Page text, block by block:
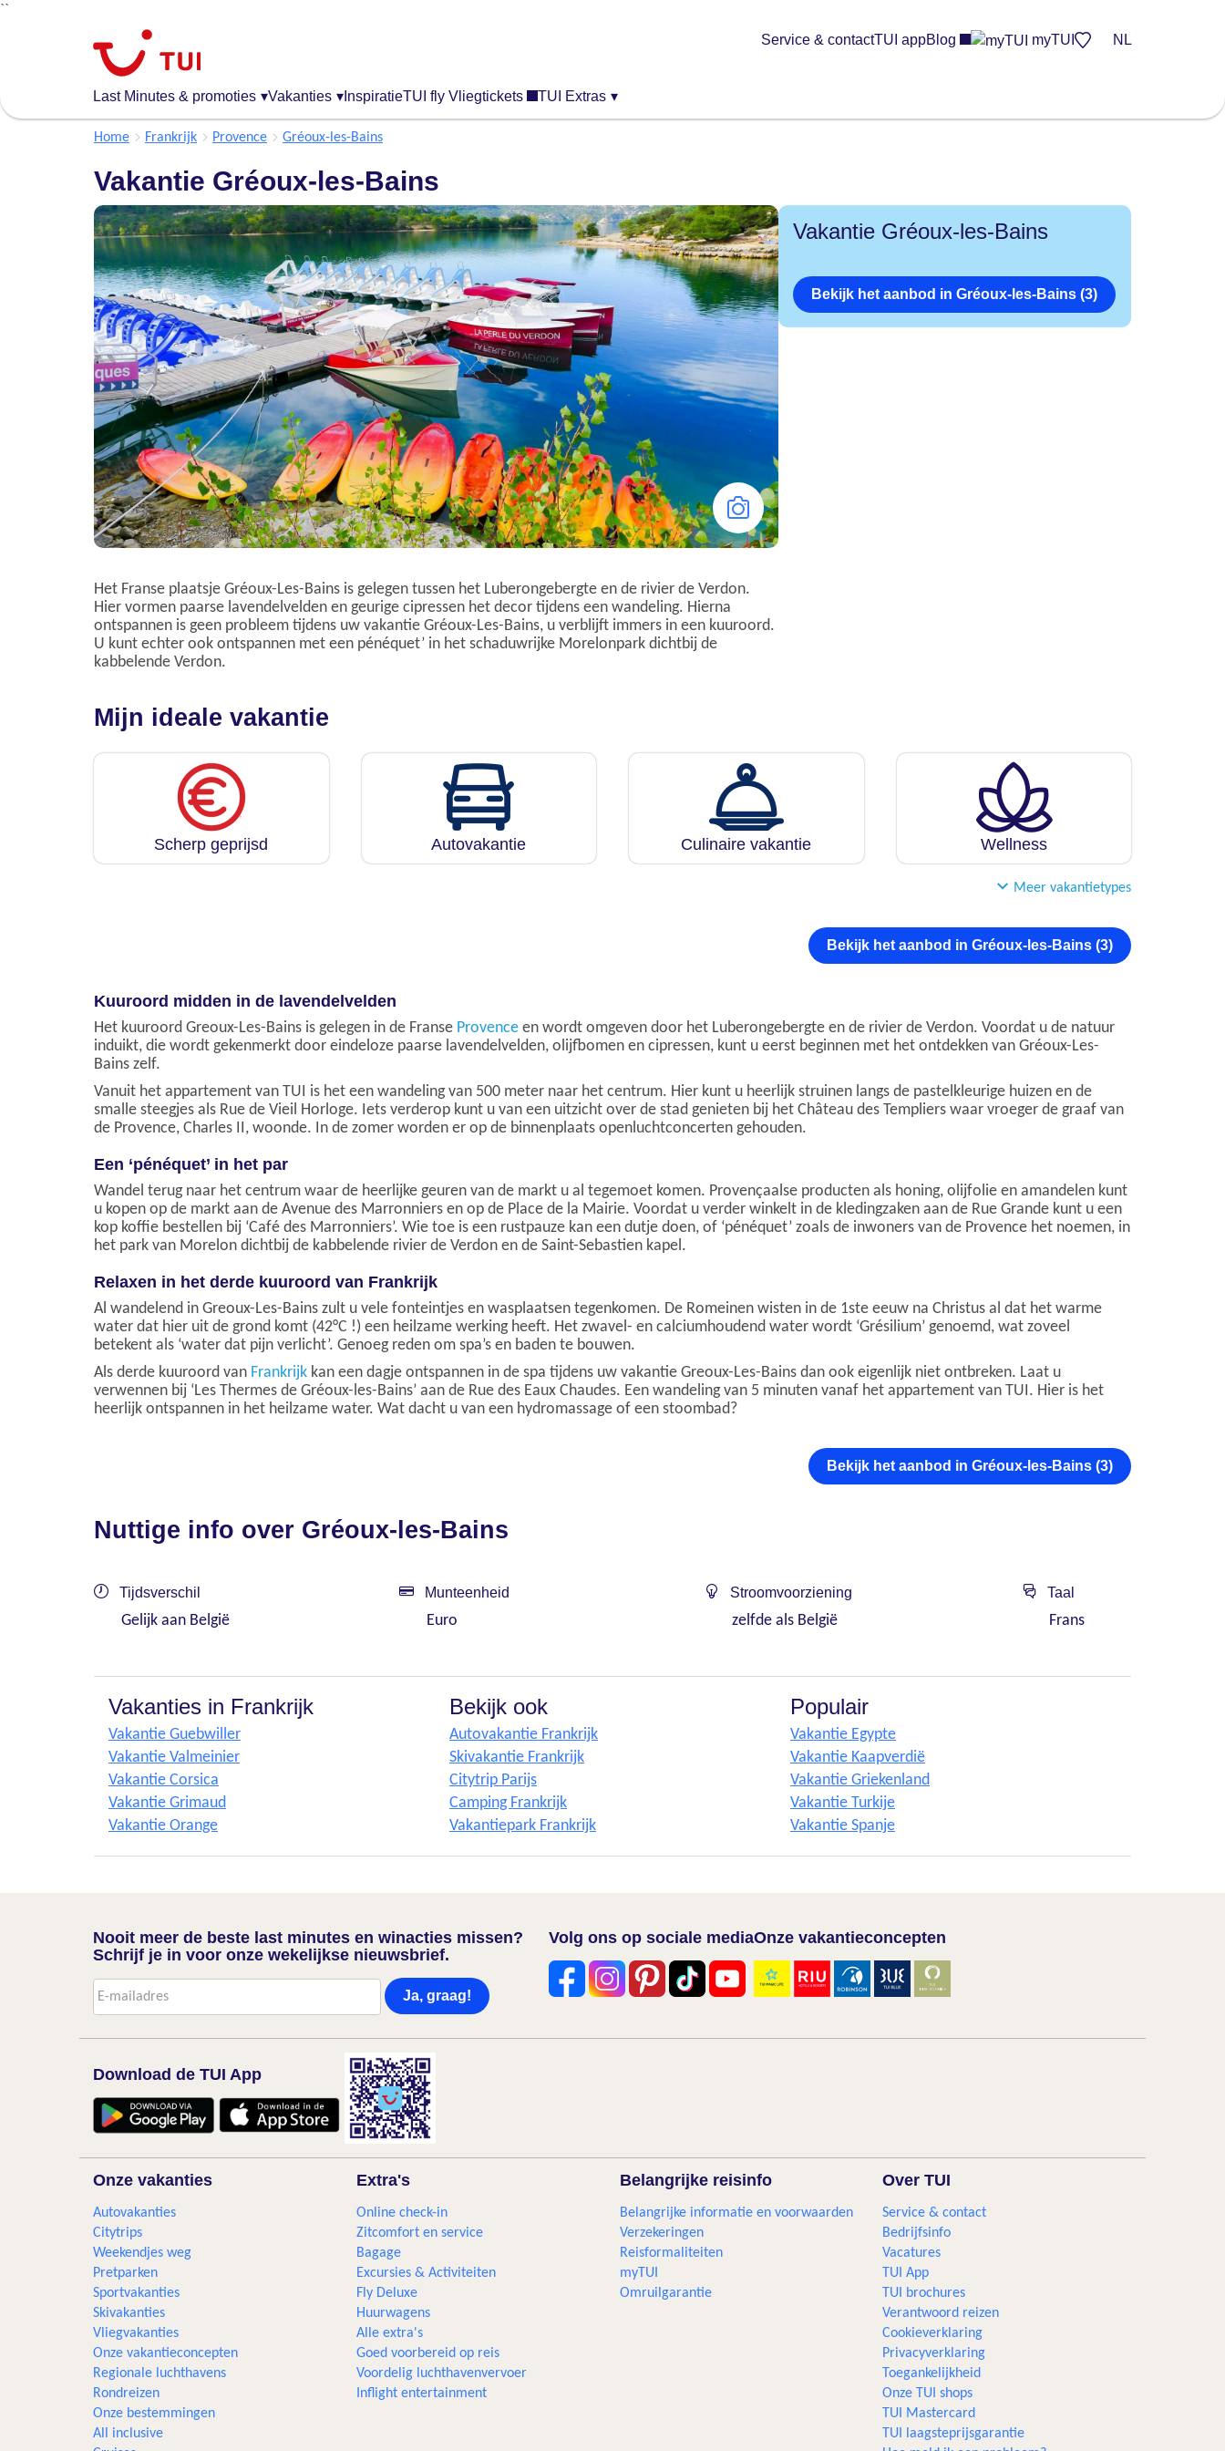
``
algemene
Last Minutes & promoties ▾Vakanties ▾ InspiratieTUI fly Vliegtickets TUI Extras ▾
Service & contactTUI appBlog myTUI NL
Home Frankrijk Provence Gréoux-les-Bains
Vakantie Gréoux-les-Bains
Het Franse plaatsje Gréoux-Les-Bains is gelegen tussen het Luberongebergte en de rivier de Verdon.
Hier vormen paarse lavendelvelden en geurige cipressen het decor tijdens een wandeling. Hierna
ontspannen is geen probleem tijdens uw vakantie Gréoux-Les-Bains, u verblijft immers in een kuuroord.
U kunt echter ook ontspannen met een pénéquet’ in het schaduwrijke Morelonpark dichtbij de
kabbelende Verdon.
Vakantie Gréoux-les-Bains
Bekijk het aanbod in Gréoux-les-Bains (3)
Mijn ideale vakantie
Scherp geprijsd Autovakantie Culinaire vakantie Wellness
Meer vakantietypes
Bekijk het aanbod in Gréoux-les-Bains (3)
Kuuroord midden in de lavendelvelden
Het kuuroord Greoux-Les-Bains is gelegen in de Franse Provence en wordt omgeven door het Luberongebergte en de rivier de Verdon. Voordat u de natuur
induikt, die wordt gekenmerkt door eindeloze paarse lavendelvelden, olijfbomen en cipressen, kunt u eerst beginnen met het ontdekken van Gréoux-Les-
Bains zelf.
Vanuit het appartement van TUI is het een wandeling van 500 meter naar het centrum. Hier kunt u heerlijk struinen langs de pastelkleurige huizen en de
smalle steegjes als Rue de Vieil Horloge. Iets verderop kunt u van een uitzicht over de stad genieten bij het Château des Templiers waar vroeger de graaf van
de Provence, Charles II, woonde. In de zomer worden er op de binnenplaats openluchtconcerten gehouden.
Een ‘pénéquet’ in het par
Wandel terug naar het centrum waar de heerlijke geuren van de markt u al tegemoet komen. Provençaalse producten als honing, olijfolie en amandelen kunt
u kopen op de markt aan de Avenue des Marronniers en op de Place de la Mairie. Voordat u verder winkelt in de kledingzaken aan de Rue Grande kunt u een
kop koffie bestellen bij ‘Café des Marronniers’. Wie toe is een rustpauze kan een dutje doen, of ‘pénéquet’ zoals de inwoners van de Provence het noemen, in
het park van Morelon dichtbij de kabbelende rivier de Verdon en de Saint-Sebastien kapel.
Relaxen in het derde kuuroord van Frankrijk
Al wandelend in Greoux-Les-Bains zult u vele fonteintjes en wasplaatsen tegenkomen. De Romeinen wisten in de 1ste eeuw na Christus al dat het warme
water dat hier uit de grond komt (42°C !) een heilzame werking heeft. Het zwavel- en calciumhoudend water wordt ‘Grésilium’ genoemd, wat zoveel
betekent als ‘water dat pijn verlicht’. Genoeg reden om spa’s en baden te bouwen.
Als derde kuuroord van Frankrijk kan een dagje ontspannen in de spa tijdens uw vakantie Greoux-Les-Bains dan ook eigenlijk niet ontbreken. Laat u
verwennen bij ‘Les Thermes de Gréoux-les-Bains’ aan de Rue des Eaux Chaudes. Een wandeling van 5 minuten vanaf het appartement van TUI. Hier is het
heerlijk ontspannen in het heilzame water. Wat dacht u van een hydromassage of een stoombad?
Bekijk het aanbod in Gréoux-les-Bains (3)
Nuttige info over Gréoux-les-Bains
Tijdsverschil
Gelijk aan België
Munteenheid
Euro
Stroomvoorziening
zelfde als België
Taal
Frans
Vakanties in Frankrijk
Vakantie Guebwiller
Vakantie Valmeinier
Vakantie Corsica
Vakantie Grimaud
Vakantie Orange
Bekijk ook
Autovakantie Frankrijk
Skivakantie Frankrijk
Citytrip Parijs
Camping Frankrijk
Vakantiepark Frankrijk
Populair
Vakantie Egypte
Vakantie Kaapverdië
Vakantie Griekenland
Vakantie Turkije
Vakantie Spanje
Nooit meer de beste last minutes en winacties missen?
Schrijf je in voor onze wekelijkse nieuwsbrief.
Ja, graag!
Volg ons op sociale mediaOnze vakantieconcepten
Download de TUI App
Onze vakanties
Autovakanties
Citytrips
Weekendjes weg
Pretparken
Sportvakanties
Skivakanties
Vliegvakanties
Onze vakantieconcepten
Regionale luchthavens
Rondreizen
Onze bestemmingen
All inclusive
Extra's
Online check-in
Zitcomfort en service
Bagage
Excursies & Activiteiten
Fly Deluxe
Huurwagens
Alle extra's
Goed voorbereid op reis
Voordelig luchthavenvervoer
Inflight entertainment
Belangrijke reisinfo
Belangrijke informatie en voorwaarden
Verzekeringen
Reisformaliteiten
myTUI
Omruilgarantie
Over TUI
Service & contact
Bedrijfsinfo
Vacatures
TUI App
TUI brochures
Verantwoord reizen
Cookieverklaring
Privacyverklaring
Toegankelijkheid
Onze TUI shops
TUI Mastercard
TUI laagsteprijsgarantie